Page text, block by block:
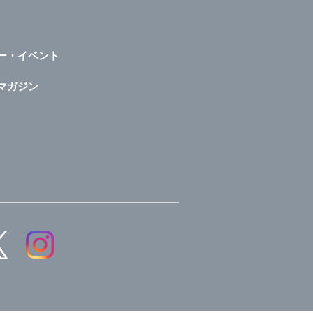
・イベント
ガジン